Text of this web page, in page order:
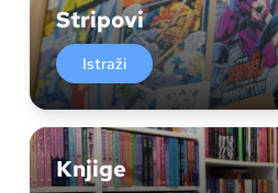
Stripovi
Istraži
Knjige